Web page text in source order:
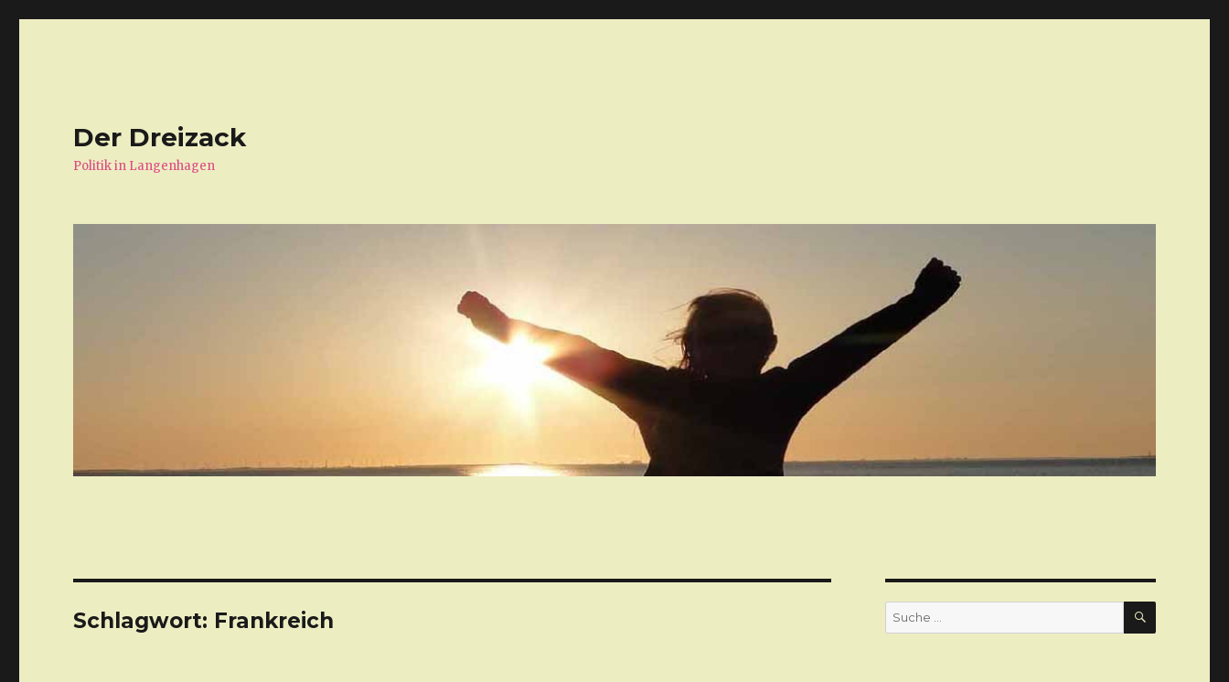
Der Dreizack
Politik in Langenhagen
Schlagwort: Frankreich
Suche
nach:
SUCHE